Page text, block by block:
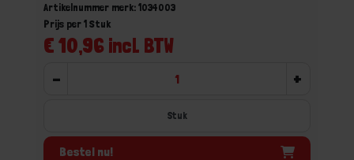
Artikelnummer merk: 1034003
€ 10,96 incl. BTW
Prijs per 1 Stuk
- +
Stuk
Bestel nu!